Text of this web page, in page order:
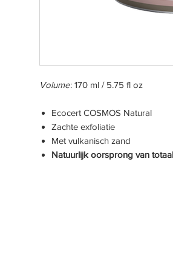
Volume: 170 ml / 5.75 fl oz
Ecocert COSMOS Natural
Zachte exfoliatie
Met vulkanisch zand
Natuurlijk oorsprong van totaal